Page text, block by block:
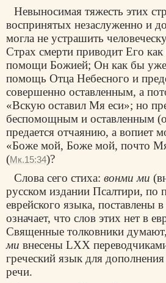
Невыносимая тяжесть этих
воспринятых незаслуженно и
могла не устрашить
Страх смерти приводит Его
помощи Божией; Он как бы уже
помощь Отца Небесного и
совершенно оставленным, а
«Вскую оставил Мя еси»; но
беспомощным и оставленным
предается отчаянию, а вопиет
«Боже мой, Боже мой, почто Мя
(Мк.15:34)?
Слова сего стиха:вонми ми
русском издании Псалтири, по
еврейского языка, поставлены в
означает, что слов этих нет в
Священные толковники
ми внесены LXX
греческий язык для
речи.